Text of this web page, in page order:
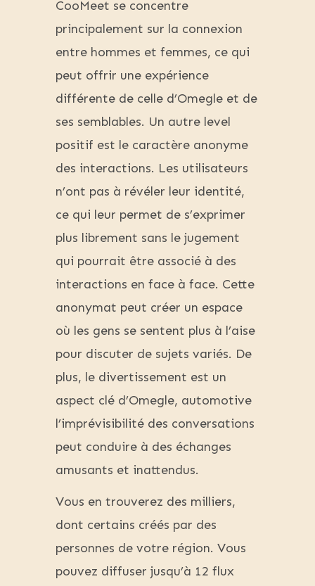
CooMeet se concentre
principalement sur la connexion
entre hommes et femmes, ce qui
peut offrir une expérience
différente de celle d’Omegle et de
ses semblables. Un autre level
positif est le caractère anonyme
des interactions. Les utilisateurs
n’ont pas à révéler leur identité,
ce qui leur permet de s’exprimer
plus librement sans le jugement
qui pourrait être associé à des
interactions en face à face. Cette
anonymat peut créer un espace
où les gens se sentent plus à l’aise
pour discuter de sujets variés. De
plus, le divertissement est un
aspect clé d’Omegle, automotive
l’imprévisibilité des conversations
peut conduire à des échanges
amusants et inattendus.
Vous en trouverez des milliers,
dont certains créés par des
personnes de votre région. Vous
pouvez diffuser jusqu’à 12 flux